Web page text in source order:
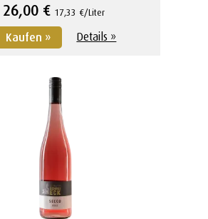
26,00 € 17,33 €/Liter
Kaufen » Details »